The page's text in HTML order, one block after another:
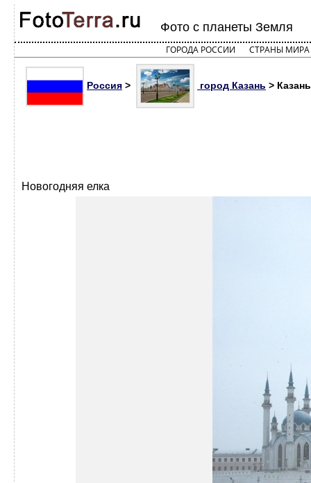
Фото с планеты Земля
ГОРОДА РОССИИ СТРАНЫ МИРА
Россия > город Казань >
Новогодняя елка